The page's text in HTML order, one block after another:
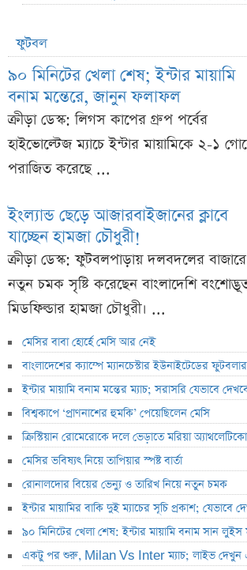
ফুটবল
৯০ মিনিটের খেলা শেষ; ইন্টার মায়ামি
বনাম মন্তেরে, জানুন ফলাফল
ক্রীড়া ডেস্ক: লিগস কাপের গ্রুপ পর্বের
হাইভোল্টেজ ম্যাচে ইন্টার মায়ামিকে ২-১
পরাজিত করেছে ...
ইংল্যান্ড ছেড়ে আজারবাইজানের ক্লাবে
যাচ্ছেন হামজা চৌধুরী!
ক্রীড়া ডেস্ক: ফুটবলপাড়ায় দলবদলের বাজারে
নতুন চমক সৃষ্টি করেছেন বাংলাদেশি
মিডফিল্ডার হামজা চৌধুরী। ...
মেসির বাবা হোর্হে মেসি আর নেই
বাংলাদেশের ক্যাম্পে ম্যানচেস্টার ইউনাইটেডের ফুটবলার
ইন্টার মায়ামি বনাম মন্তের ম্যাচ; সরাসরি যেভাবে
বিশ্বকাপে ‘প্রাণনাশের হুমকি’ পেয়েছিলেন মেসি
ক্রিস্টিয়ান রোমেরোকে দলে ভেড়াতে মরিয়া অ্যাথলেটিকো
মেসির ভবিষ্যৎ নিয়ে তাপিয়ার স্পষ্ট বার্তা
রোনালদোর বিয়ের ভেন্যু ও তারিখ নিয়ে নতুন চমক
ইন্টার মায়ামির বাকি দুই ম্যাচের সূচি প্রকাশ; যেভাবে
৯০ মিনিটের খেলা শেষ: ইন্টার মায়ামি বনাম সান
একটু পর শুরু, Milan Vs Inter ম্যাচ; লাইভ দেখুন